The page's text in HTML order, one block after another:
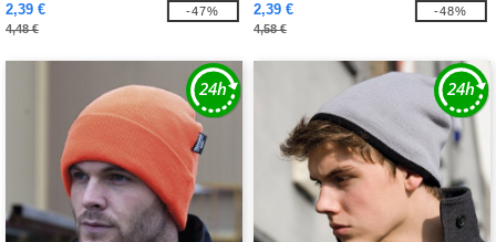
2,39 €
4,48 €
-47% 2,39 €
4,58 €
-48%